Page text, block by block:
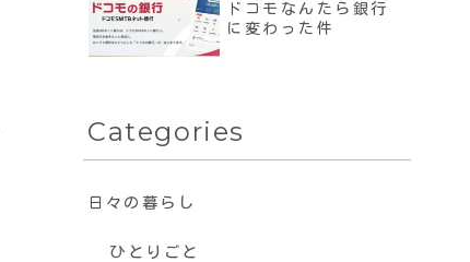
ドコモなんたら銀行
に変わった件
Categories
日々の暮らし
ひとりごと